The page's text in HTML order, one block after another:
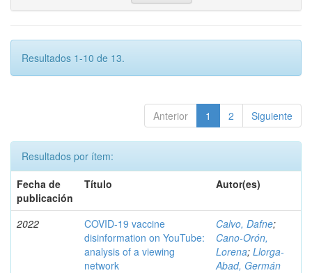
Resultados 1-10 de 13.
Anterior 1 2 Siguiente
Resultados por ítem:
Fecha de
publicación
Título Autor(es)
2022
COVID-19 vaccine
disinformation on YouTube:
analysis of a viewing
network
Calvo, Dafne;
Cano-Orón,
Lorena; Llorga-
Abad, Germán